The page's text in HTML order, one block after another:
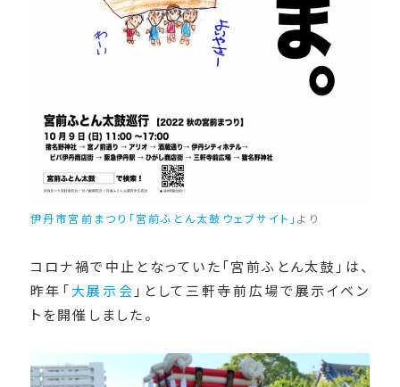
伊丹市宮前まつり「宮前ふとん太鼓ウェブサイト」より
コロナ禍で中止となっていた「宮前ふとん太鼓」は、
昨年「大展示会 」として三軒寺前広場で展示イベン
トを開催しました。